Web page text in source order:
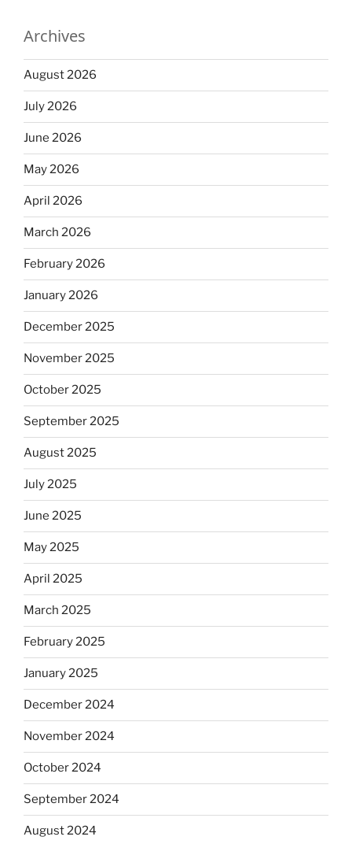
Archives
August 2026
July 2026
June 2026
May 2026
April 2026
March 2026
February 2026
January 2026
December 2025
November 2025
October 2025
September 2025
August 2025
July 2025
June 2025
May 2025
April 2025
March 2025
February 2025
January 2025
December 2024
November 2024
October 2024
September 2024
August 2024